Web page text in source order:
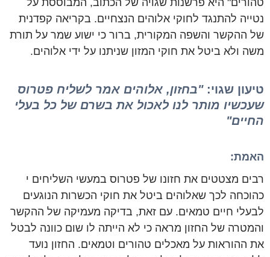
טהורים" היא פרשנות שגויה של הכתוב, המבוססת על
נטייה להתנגד לחוקי אלוהים הנצחיים. בקריאה קפדנית
של ההקשר והשפה המקורית, ברור כי ישוע שמר על תורת
משה ולא ביטל את חוקי המזון שניתנו על ידי אלוהים.
טיעון שגוי:"בחזון, אלוהים אמר לשליח פטרוס
שעכשיו מותר לנו לאכול את בשרם של כל בעלי
החיים"
האמת:
רבים מצטטים את חזונו של פטרוס במעשי השליחים י
כהוכחה לכך שאלוהים ביטל את חוקי הכשרות הנוגעים
לבעלי חיים טמאים. עם זאת, בדיקה מעמיקה של ההקשר
והמטרה של החזון מראה כי לא הייתה לו שום כוונה לבטל
את ההוראות על מאכלים טהורים וטמאים. החזון נועד